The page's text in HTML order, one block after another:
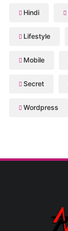
Hindi
Lifestyle
Mobile
Secret
Wordpress